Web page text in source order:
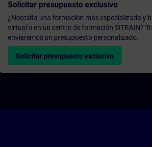
Solicitar presupuesto exclusivo
¿Necesita una formación más especializada y
virtual o en un centro de formación SITRAIN?
enviaremos un presupuesto personalizado.
Solicitar presupuesto exclusivo